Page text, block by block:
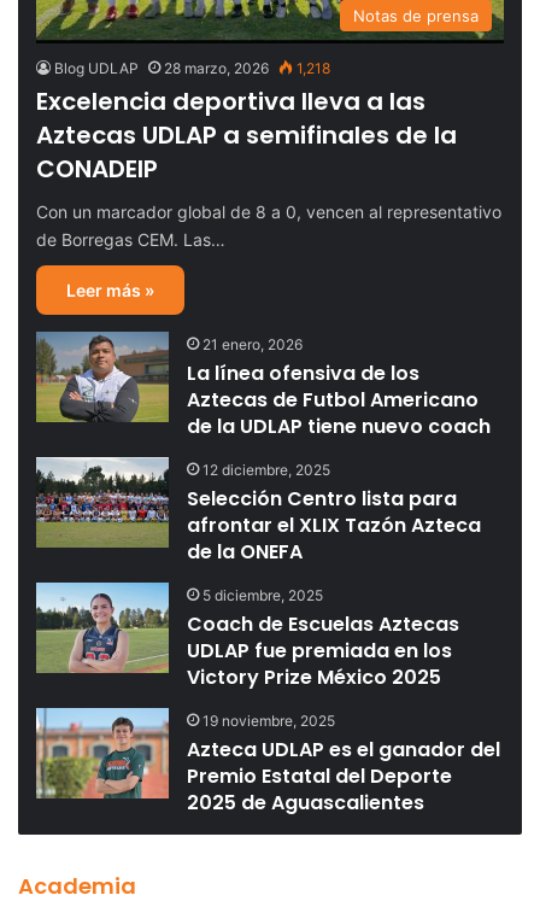
Notas de prensa
Blog UDLAP 28 marzo, 2026 1,218
Excelencia deportiva lleva a las
Aztecas UDLAP a semifinales de la
CONADEIP
Con un marcador global de 8 a 0, vencen al representativo
de Borregas CEM. Las…
Leer más »
21 enero, 2026
La línea ofensiva de los
Aztecas de Futbol Americano
de la UDLAP tiene nuevo coach
12 diciembre, 2025
Selección Centro lista para
afrontar el XLIX Tazón Azteca
de la ONEFA
5 diciembre, 2025
Coach de Escuelas Aztecas
UDLAP fue premiada en los
Victory Prize México 2025
19 noviembre, 2025
Azteca UDLAP es el ganador del
Premio Estatal del Deporte
2025 de Aguascalientes
Academia